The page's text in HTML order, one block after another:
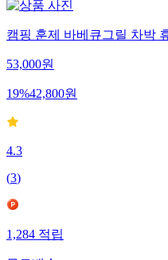
캠핑 훈제 바베큐그릴 차박
53,000원
19%42,800원
4.3
(3)
1,284적립